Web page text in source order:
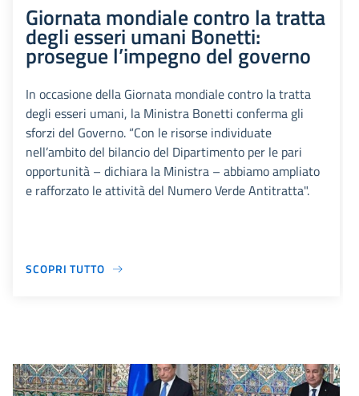
Giornata mondiale contro la tratta
degli esseri umani Bonetti:
prosegue l’impegno del governo
In occasione della Giornata mondiale contro la tratta
degli esseri umani, la Ministra Bonetti conferma gli
sforzi del Governo. “Con le risorse individuate
nell’ambito del bilancio del Dipartimento per le pari
opportunità – dichiara la Ministra – abbiamo ampliato
e rafforzato le attività del Numero Verde Antitratta".
SCOPRI TUTTO